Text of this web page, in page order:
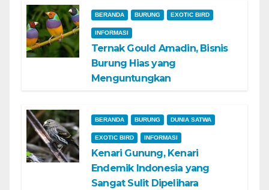
BERANDA BURUNG EXOTIC BIRD
INFORMASI
Ternak Gould Amadin, Bisnis
Burung Hias yang
Menguntungkan
BERANDA BURUNG DUNIA SATWA
EXOTIC BIRD INFORMASI
Kenari Gunung, Kenari
Endemik Indonesia yang
Sangat Sulit Dipelihara